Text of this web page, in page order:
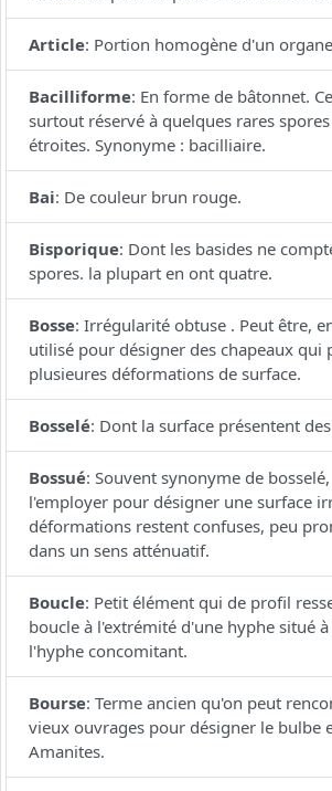
Article: Portion homogène d'un
Bacilliforme: En forme de bâtonnet.
surtout réservé à quelques rares
étroites. Synonyme : bacilliaire.
Bai: De couleur brun rouge.
Bisporique: Dont les basides ne
spores. la plupart en ont quatre.
Bosse: Irrégularité obtuse . Peut être,
utilisé pour désigner des chapeaux qui
plusieures déformations de surface.
Bosselé: Dont la surface présentent
Bossué: Souvent synonyme de
l'employer pour désigner une surface
déformations restent confuses, peu
dans un sens atténuatif.
Boucle: Petit élément qui de profil
boucle à l'extrémité d'une hyphe situé
l'hyphe concomitant.
Bourse: Terme ancien qu'on peut
vieux ouvrages pour désigner le bulbe
Amanites.